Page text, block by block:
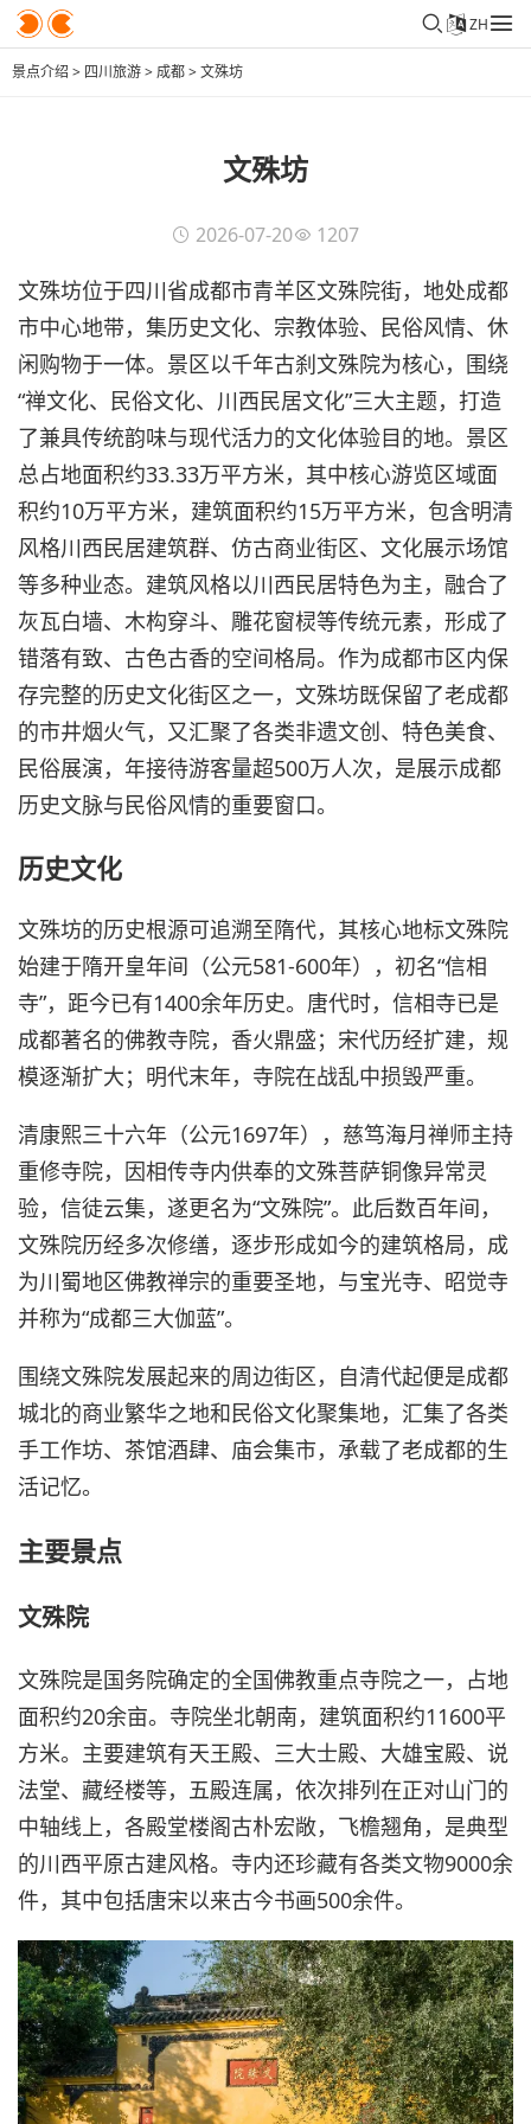
ZH
景点介绍 > 四川旅游>成都>文殊坊
文殊坊
2026-07-20 1207
文殊坊位于四川省成都市青羊区文殊院街，地处成都
市中心地带，集历史文化、宗教体验、民俗风情、休
闲购物于一体。景区以千年古刹文殊院为核心，围绕
“禅文化、民俗文化、川西民居文化”三大主题，打造
了兼具传统韵味与现代活力的文化体验目的地。景区
总占地面积约33.33万平方米，其中核心游览区域面
积约10万平方米，建筑面积约15万平方米，包含明清
风格川西民居建筑群、仿古商业街区、文化展示场馆
等多种业态。建筑风格以川西民居特色为主，融合了
灰瓦白墙、木构穿斗、雕花窗棂等传统元素，形成了
错落有致、古色古香的空间格局。作为成都市区内保
存完整的历史文化街区之一，文殊坊既保留了老成都
的市井烟火气，又汇聚了各类非遗文创、特色美食、
民俗展演，年接待游客量超500万人次，是展示成都
历史文脉与民俗风情的重要窗口。
历史文化
文殊坊的历史根源可追溯至隋代，其核心地标文殊院
始建于隋开皇年间（公元581-600年），初名“信相
寺”，距今已有1400余年历史。唐代时，信相寺已是
成都著名的佛教寺院，香火鼎盛；宋代历经扩建，规
模逐渐扩大；明代末年，寺院在战乱中损毁严重。
清康熙三十六年（公元1697年），慈笃海月禅师主持
重修寺院，因相传寺内供奉的文殊菩萨铜像异常灵
验，信徒云集，遂更名为“文殊院”。此后数百年间，
文殊院历经多次修缮，逐步形成如今的建筑格局，成
为川蜀地区佛教禅宗的重要圣地，与宝光寺、昭觉寺
并称为“成都三大伽蓝”。
围绕文殊院发展起来的周边街区，自清代起便是成都
城北的商业繁华之地和民俗文化聚集地，汇集了各类
手工作坊、茶馆酒肆、庙会集市，承载了老成都的生
活记忆。
主要景点
文殊院
文殊院是国务院确定的全国佛教重点寺院之一，占地
面积约20余亩。寺院坐北朝南，建筑面积约11600平
方米。主要建筑有天王殿、三大士殿、大雄宝殿、说
法堂、藏经楼等，五殿连属，依次排列在正对山门的
中轴线上，各殿堂楼阁古朴宏敞，飞檐翘角，是典型
的川西平原古建风格。寺内还珍藏有各类文物9000余
件，其中包括唐宋以来古今书画500余件。